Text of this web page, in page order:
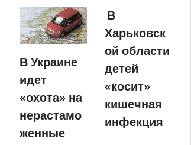
В Украине
идет
«охота» на
нерастамо
женные
В
Харьковск
ой области
детей
«косит»
кишечная
инфекция